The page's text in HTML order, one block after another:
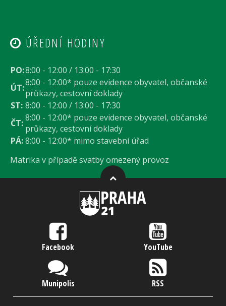
ÚŘEDNÍ HODINY
PO:8:00 - 12:00 / 13:00 - 17:30
ÚT:8:00 - 12:00* pouze evidence obyvatel, občanské
průkazy, cestovní doklady
ST: 8:00 - 12:00 / 13:00 - 17:30
ČT:8:00 - 12:00* pouze evidence obyvatel, občanské
průkazy, cestovní doklady
PÁ:8:00 - 12:00* mimo stavební úřad
Matrika v případě svatby omezený provoz
Facebook YouTube
Munipolis RSS